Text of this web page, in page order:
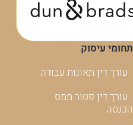
תחומי עיסוק
עורך דין תאונות עבודה
עורך דין פטור ממס
הכנסה